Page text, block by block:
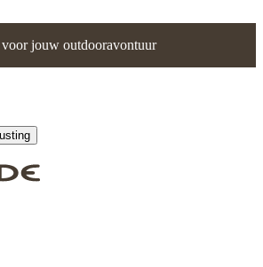
jouw outdooravontuur